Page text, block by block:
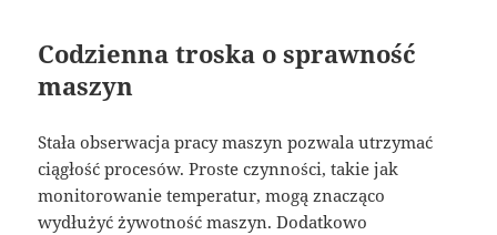
Codzienna troska o sprawność
maszyn
Stała obserwacja pracy maszyn pozwala utrzymać
ciągłość procesów. Proste czynności, takie jak
monitorowanie temperatur, mogą znacząco
wydłużyć żywotność maszyn. Dodatkowo